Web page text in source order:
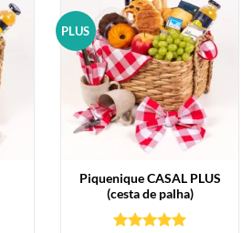
PLUS
PiqueniqueCASAL PLUS
(cesta de palha)